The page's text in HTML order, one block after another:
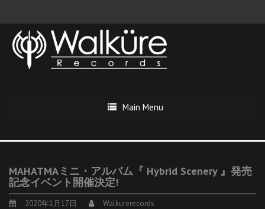
Main Menu
MAHATMAミニ・アルバム『 Hybrid Scenery 』発売
記念イベント開催決定!
2020年1月17日 Walkurerecords